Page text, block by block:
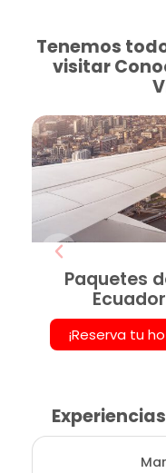
Tenemos
visitar
Paquetes
¡Reserva tu